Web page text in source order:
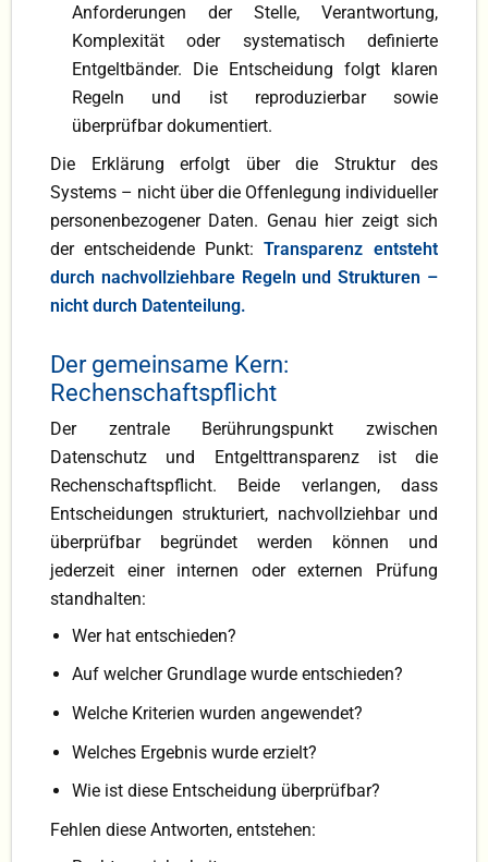
Anforderungen der Stelle, Verantwortung,
Komplexität oder systematisch definierte
Entgeltbänder. Die Entscheidung folgt klaren
Regeln und ist reproduzierbar sowie
überprüfbar dokumentiert.
Die Erklärung erfolgt über die Struktur des
Systems – nicht über die Offenlegung individueller
personenbezogener Daten. Genau hier zeigt sich
der entscheidende Punkt: Transparenz entsteht
durch nachvollziehbare Regeln und Strukturen –
nicht durch Datenteilung.
Der gemeinsame Kern:
Rechenschaftspflicht
Der zentrale Berührungspunkt zwischen
Datenschutz und Entgelttransparenz ist die
Rechenschaftspflicht. Beide verlangen, dass
Entscheidungen strukturiert, nachvollziehbar und
überprüfbar begründet werden können und
jederzeit einer internen oder externen Prüfung
standhalten:
Wer hat entschieden?
Auf welcher Grundlage wurde entschieden?
Welche Kriterien wurden angewendet?
Welches Ergebnis wurde erzielt?
Wie ist diese Entscheidung überprüfbar?
Fehlen diese Antworten, entstehen: